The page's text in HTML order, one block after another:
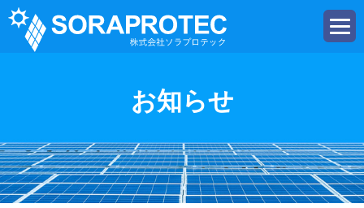
t
o
i
g
a
t
i
o
お知らせ